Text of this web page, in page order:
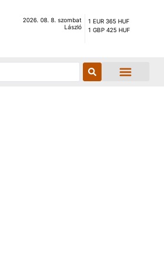
2026. 08. 8. szombat
László
1 EUR 365 HUF
1 GBP 425 HUF